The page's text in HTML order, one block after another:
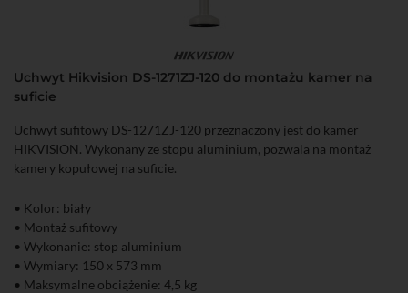
Uchwyt Hikvision DS-1271ZJ-120 do montażu kamer na
suficie
Uchwyt sufitowy DS-1271ZJ-120 przeznaczony jest do kamer
HIKVISION. Wykonany ze stopu aluminium, pozwala na montaż
kamery kopułowej na suficie.
• Kolor: biały
• Montaż sufitowy
• Wykonanie: stop aluminium
• Wymiary: 150 x 573 mm
• Maksymalne obciążenie: 4,5 kg